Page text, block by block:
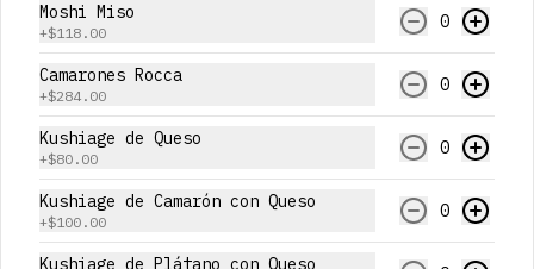
jengibre, pepino y agua mineral
Moshi Miso
+$118.00
0
Camarones Rocca
+$284.00
0
Kushiage de Queso
+$80.00
0
Kushiage de Camarón con Queso
+$100.00
0
Kushiage de Plátano con Queso